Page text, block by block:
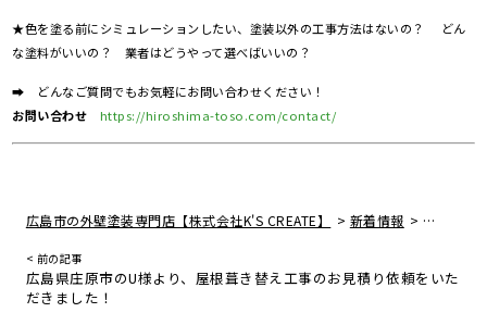
★色を塗る前にシミュレーションしたい、塗装以外の工事方法はないの？ どん
な塗料がいいの？ 業者はどうやって選べばいいの？
➡ どんなご質問でもお気軽にお問い合わせください！
お問い合わせ
https://hiroshima-toso.com/contact/
広島市の外壁塗装専門店【株式会社K'S CREATE】 > 新着情報 > 広島県広
< 前の記事
広島県庄原市のU様より、屋根葺き替え工事のお見積り依頼をいた
だきました！